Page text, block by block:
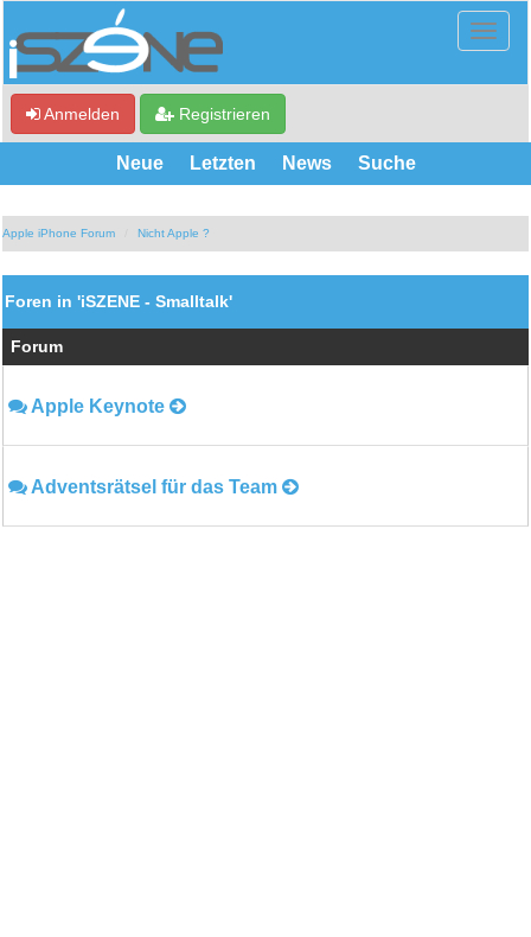
Anmelden Registrieren
Neue Letzten News Suche
Apple iPhone Forum Nicht Apple ?
Foren in 'iSZENE - Smalltalk'
Forum
Apple Keynote
Adventsrätsel für das Team